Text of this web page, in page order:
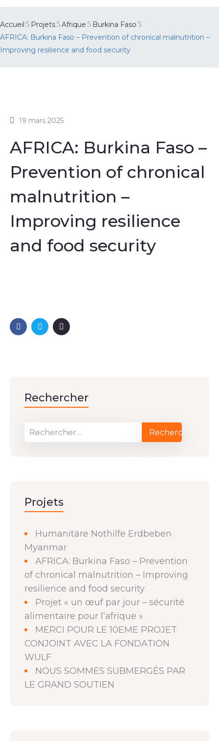
Accueil Projets Afrique
Burkina Faso
AFRICA: Burkina Faso – Prevention of chronical malnutrition –
Improving resilience and food security
19 mars 2025
AFRICA: Burkina Faso –
Prevention of chronical
malnutrition –
Improving resilience
and food security
Rechercher
Projets
Humanitäre Nothilfe Erdbeben
Myanmar
AFRICA: Burkina Faso – Prevention
of chronical malnutrition – Improving
resilience and food security
Projet « un œuf par jour – sécurité
alimentaire pour l’afrique »
MERCI POUR LE 10EME PROJET
CONJOINT AVEC LA FONDATION
WULF
NOUS SOMMES SUBMERGÉS PAR
LE GRAND SOUTIEN